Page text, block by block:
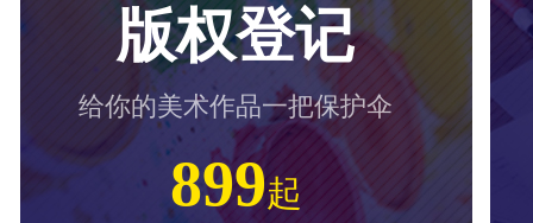
版权登记
给你的美术作品一把保护伞
899起